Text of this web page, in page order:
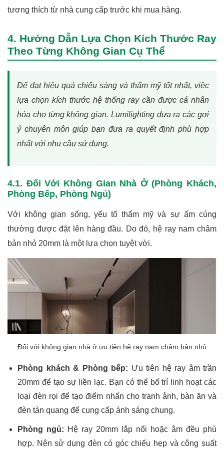
tương thích từ nhà cung cấp trước khi mua hàng.
4. Hướng Dẫn Lựa Chọn Kích Thước Ray
Theo Từng Không Gian Cụ Thể
Để đạt hiệu quả chiếu sáng và thẩm mỹ tốt nhất, việc
lựa chọn kích thước hệ thống ray cần được cá nhân
hóa cho từng không gian. Lumilighting đưa ra các gợi
ý chuyên môn giúp bạn đưa ra quyết định phù hợp
nhất với nhu cầu sử dụng.
4.1. Đối Với Không Gian Nhà Ở (Phòng Khách,
Phòng Bếp, Phòng Ngủ)
Với không gian sống, yếu tố thẩm mỹ và sự ấm cúng
thường được đặt lên hàng đầu. Do đó, hệ ray nam châm
bản nhỏ 20mm là một lựa chọn tuyệt vời.
Đối với không gian nhà ở ưu tiên hệ ray nam châm bản nhỏ
Phòng khách & Phòng bếp: Ưu tiên hệ ray âm trần
20mm để tạo sự liền lạc. Bạn có thể bố trí linh hoạt các
loại đèn rọi để tạo điểm nhấn cho tranh ảnh, bàn ăn và
đèn tán quang để cung cấp ánh sáng chung.
Phòng ngủ: Hệ ray 20mm lắp nổi hoặc âm đều phù
hợp. Nên sử dụng đèn có góc chiếu hẹp và công suất